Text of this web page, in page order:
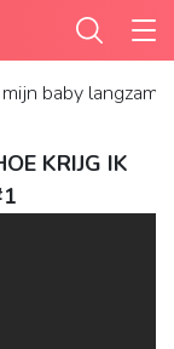
baby
KRIJG IK